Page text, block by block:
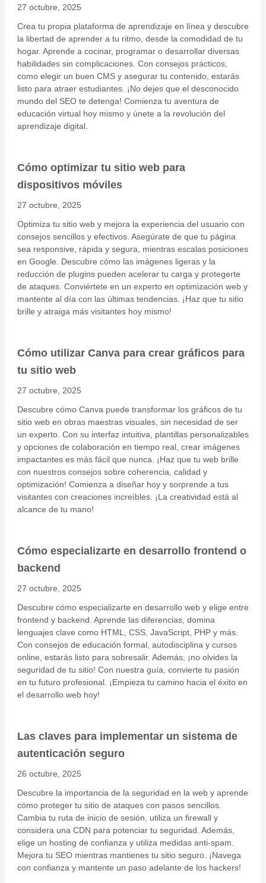
27 octubre, 2025
Crea tu propia plataforma de aprendizaje en línea y descubre
la libertad de aprender a tu ritmo, desde la comodidad de tu
hogar. Aprende a cocinar, programar o desarrollar diversas
habilidades sin complicaciones. Con consejos prácticos,
como elegir un buen CMS y asegurar tu contenido, estarás
listo para atraer estudiantes. ¡No dejes que el desconocido
mundo del SEO te detenga! Comienza tu aventura de
educación virtual hoy mismo y únete a la revolución del
aprendizaje digital.
Cómo optimizar tu sitio web para
dispositivos móviles
27 octubre, 2025
Optimiza tu sitio web y mejora la experiencia del usuario con
consejos sencillos y efectivos. Asegúrate de que tu página
sea responsive, rápida y segura, mientras escalas posiciones
en Google. Descubre cómo las imágenes ligeras y la
reducción de plugins pueden acelerar tu carga y protegerte
de ataques. Conviértete en un experto en optimización web y
mantente al día con las últimas tendencias. ¡Haz que tu sitio
brille y atraiga más visitantes hoy mismo!
Cómo utilizar Canva para crear gráficos para
tu sitio web
27 octubre, 2025
Descubre cómo Canva puede transformar los gráficos de tu
sitio web en obras maestras visuales, sin necesidad de ser
un experto. Con su interfaz intuitiva, plantillas personalizables
y opciones de colaboración en tiempo real, crear imágenes
impactantes es más fácil que nunca. ¡Haz que tu web brille
con nuestros consejos sobre coherencia, calidad y
optimización! Comienza a diseñar hoy y sorprende a tus
visitantes con creaciones increíbles. ¡La creatividad está al
alcance de tu mano!
Cómo especializarte en desarrollo frontend o
backend
27 octubre, 2025
Descubre cómo especializarte en desarrollo web y elige entre
frontend y backend. Aprende las diferencias, domina
lenguajes clave como HTML, CSS, JavaScript, PHP y más.
Con consejos de educación formal, autodisciplina y cursos
online, estarás listo para sobresalir. Además, ¡no olvides la
seguridad de tu sitio! Con nuestra guía, convierte tu pasión
en tu futuro profesional. ¡Empieza tu camino hacia el éxito en
el desarrollo web hoy!
Las claves para implementar un sistema de
autenticación seguro
26 octubre, 2025
Descubre la importancia de la seguridad en la web y aprende
cómo proteger tu sitio de ataques con pasos sencillos.
Cambia tu ruta de inicio de sesión, utiliza un firewall y
considera una CDN para potenciar tu seguridad. Además,
elige un hosting de confianza y utiliza medidas anti-spam.
Mejora tu SEO mientras mantienes tu sitio seguro. ¡Navega
con confianza y mantente un paso adelante de los hackers!